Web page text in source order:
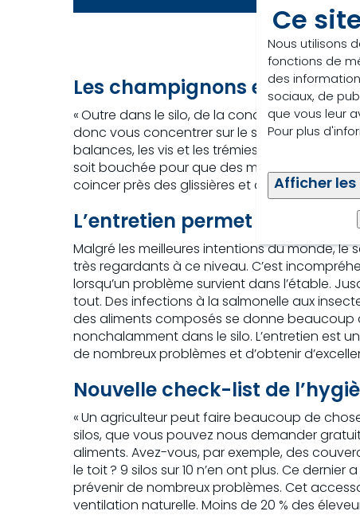
Ce
Nous utilisons
fonctions de
des
sociaux, de
que vous leur
Pour plus
Afficher
Les champignons et les
« Outre dans le silo, de la condensation peut
donc vous concentrer sur le silo, mais aussi
balances, les vis et les trémies de stockage :
soit bouchée pour que des moisissures et
coincer près des glissières et des balances.
L’entretien permet d’éviter
Malgré les meilleures intentions du monde, le
très regardants à ce niveau. C’est
lorsqu’un problème survient dans l’étable.
tout. Des infections à la salmonelle aux
des aliments composés se donne beaucoup
nonchalamment dans le silo. L’entretien est
de nombreux problèmes et d’obtenir
Nouvelle check-list de
« Un agriculteur peut faire beaucoup de
silos, que vous pouvez nous demander
aliments. Avez-vous, par exemple, des
le toit ? 9 silos sur 10 n’en ont plus. Ce
prévenir de nombreux problèmes. Cet
ventilation naturelle. Moins de 20 % des